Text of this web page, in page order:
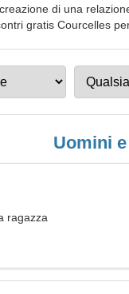
di una
gratis Courcelles
Uomini
ragazza